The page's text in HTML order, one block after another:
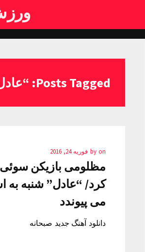
Posts Tagged: “عادل”
by on فوریه 24, 2016
مظلومی بازیکن سوئی
کرد/ “عادل” شنبه به
می پیوندد
دانلود آهنگ جدید صبحانه